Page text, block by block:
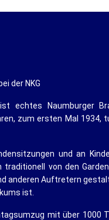
der NKG
echtes Naumburger
zum ersten Mal 1934,
und an
von den
anderen Auftretern
ist.
mit über 1000